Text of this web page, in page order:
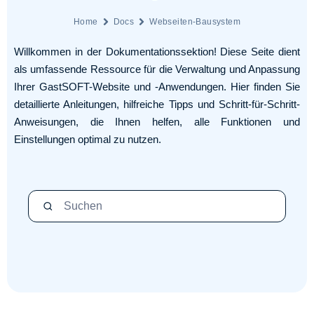
Home Docs Webseiten-Bausystem
Willkommen in der Dokumentationssektion! Diese Seite dient
als umfassende Ressource für die Verwaltung und Anpassung
Ihrer GastSOFT-Website und -Anwendungen. Hier finden Sie
detaillierte Anleitungen, hilfreiche Tipps und Schritt-für-Schritt-
Anweisungen, die Ihnen helfen, alle Funktionen und
Einstellungen optimal zu nutzen.
Suchen